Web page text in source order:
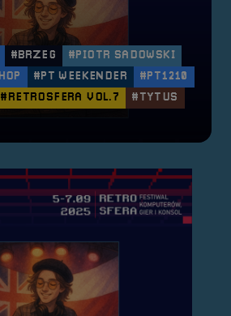
#BRZEG
#PIOTR SADOWSKI
#PT WEEKENDER
#PT1210
#RETROSFERA VOL.7
#TYTUS